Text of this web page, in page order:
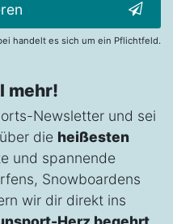
handelt es sich um ein Pflichtfeld.
mehr!
Newsletter und sei
die heißesten
und spannende
Snowboardens
wir dir direkt ins